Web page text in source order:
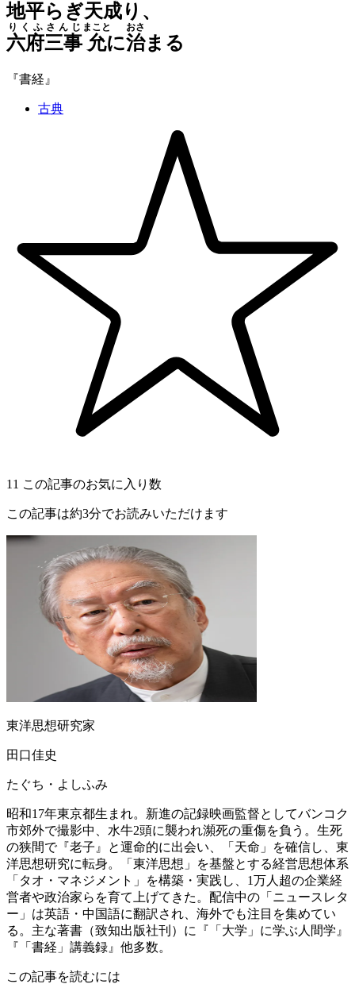
地平らぎ天成り、
六府三事
りくふさんじ
允
まこと
に治
おさ
まる
『書経』
古典
11 この記事のお気に入り数
この記事は約3分でお読みいただけます
東洋思想研究家
田口佳史
たぐち・よしふみ
昭和17年東京都生まれ。新進の記録映画監督としてバンコク
市郊外で撮影中、水牛2頭に襲われ瀕死の重傷を負う。生死
の狭間で『老子』と運命的に出会い、「天命」を確信し、東
洋思想研究に転身。「東洋思想」を基盤とする経営思想体系
「タオ・マネジメント」を構築・実践し、1万人超の企業経
営者や政治家らを育て上げてきた。配信中の「ニュースレタ
ー」は英語・中国語に翻訳され、海外でも注目を集めてい
る。主な著書（致知出版社刊）に『「大学」に学ぶ人間学』
『「書経」講義録』他多数。
この記事を読むには